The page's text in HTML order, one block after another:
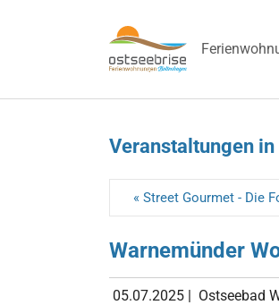
Veranstaltungen
« Street Gourmet - Die
Warnemünder
05.07.2025 | Ostseebad